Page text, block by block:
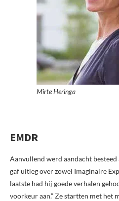
Mirte Heringa
EMDR
Aanvullend werd aandacht
gaf uitleg over zowel Imaginaire
laatste had hij goede verhalen
voorkeur aan.” Ze startten met het